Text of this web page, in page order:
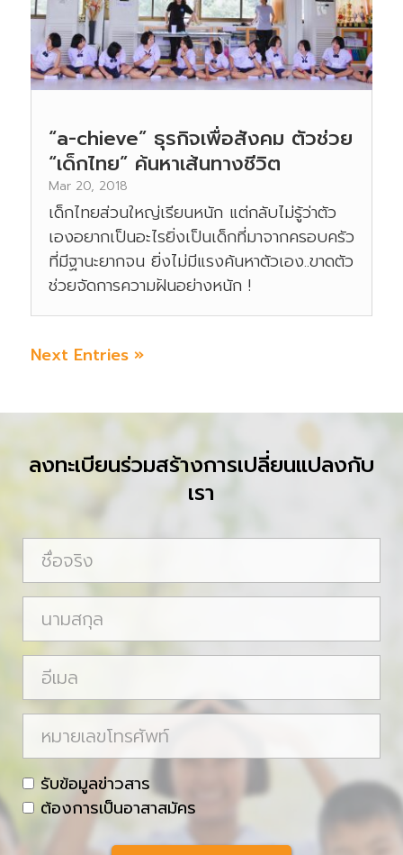
“a-chieve” ธุรกิจเพื่อสังคม ตัวช่วย
“เด็กไทย” ค้นหาเส้นทางชีวิต
Mar 20, 2018
เด็กไทยส่วนใหญ่เรียนหนัก แต่กลับไม่รู้ว่าตัว
เองอยากเป็นอะไรยิ่งเป็นเด็กที่มาจากครอบครัว
ที่มีฐานะยากจน ยิ่งไม่มีแรงค้นหาตัวเอง..ขาดตัว
ช่วยจัดการความฝันอย่างหนัก !
Next Entries »
ลงทะเบียนร่วมสร้างการเปลี่ยนแปลงกับ
เรา
จ
ง
ม
กุ
ม
า
ย
เ
c
h
รับข้อมูลข่าวสาร
ต้องการเป็นอาสาสมัคร